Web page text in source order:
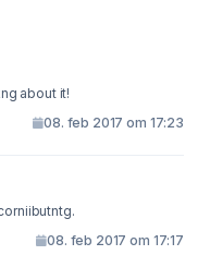
about it!
08. feb 2017 om 17:23
08. feb 2017 om 17:17